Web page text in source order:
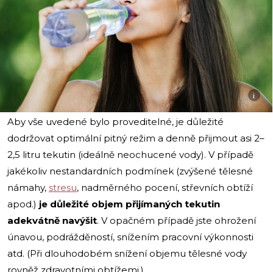
i
Aby vše uvedené bylo proveditelné, je důležité
dodržovat optimální pitný režim a denně přijmout asi 2–
2,5 litru tekutin (ideálně neochucené vody). V případě
jakékoliv nestandardních podmínek (zvýšené tělesné
námahy, stresu, nadměrného pocení, střevních obtíží
apod.) je důležité objem přijímaných tekutin
adekvátně navýšit. V opačném případě jste ohrožení
únavou, podrážděností, snížením pracovní výkonnosti
atd. (Při dlouhodobém snížení objemu tělesné vody